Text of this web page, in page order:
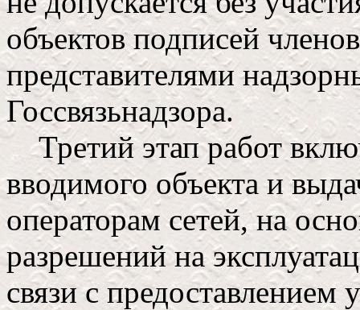
объектов подписей
представителями
Госсвязьнадзора.
Третий этап работ
вводимого объекта и
операторам сетей, на
разрешений на
связи с предоставлением